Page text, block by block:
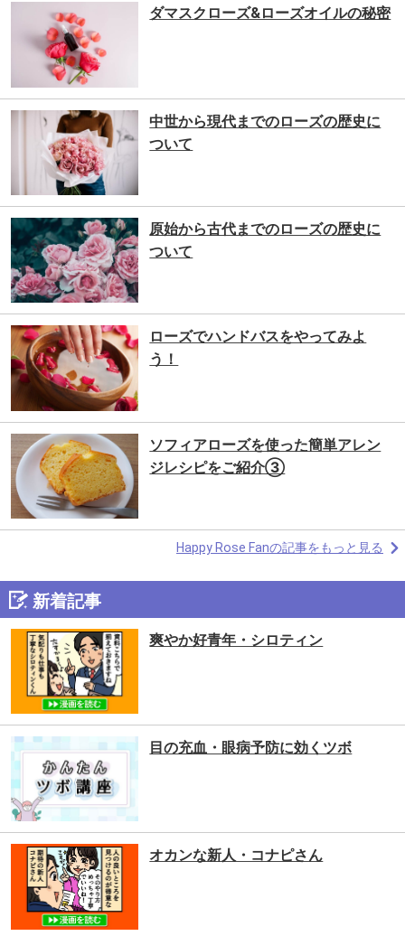
ダマスクローズ&ローズオイルの秘密
中世から現代までのローズの歴史に
ついて
原始から古代までのローズの歴史に
ついて
ローズでハンドバスをやってみよ
う！
ソフィアローズを使った簡単アレン
ジレシピをご紹介③
Happy Rose Fanの記事をもっと見る
新着記事
爽やか好青年・シロティン
目の充血・眼病予防に効くツボ
オカンな新人・コナピさん